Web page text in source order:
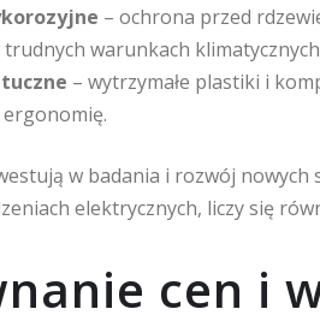
– ochrona przed
trudnych warunkach
– wytrzymałe plastiki i
w badania i rozwój
elektrycznych, liczy się
cen i